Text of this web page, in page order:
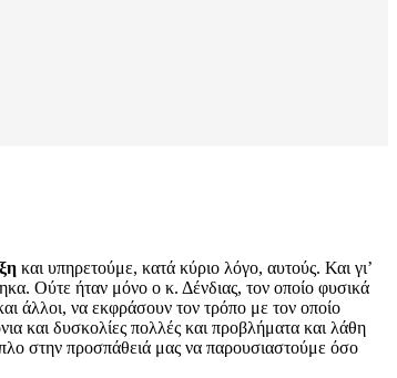
και υπηρετούμε, κατά κύριο λόγο, αυτούς. Και γι’
Ούτε ήταν μόνο ο κ. Δένδιας, τον οποίο φυσικά
άλλοι, να εκφράσουν τον τρόπο με τον οποίο
και δυσκολίες πολλές και προβλήματα και λάθη
στην προσπάθειά μας να παρουσιαστούμε όσο